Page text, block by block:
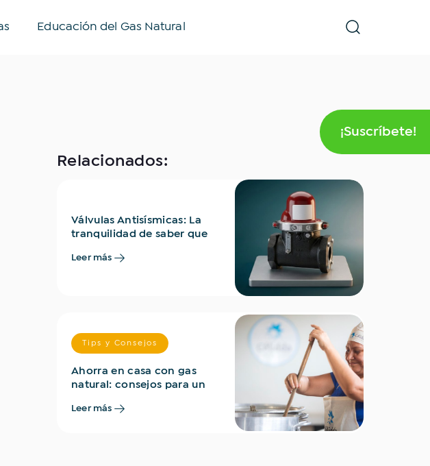
Educación del Gas Natural
Tips y consejos
Relacionados:
Válvulas Antisísmicas: La
tranquilidad de saber que
protegida, pase lo que pase
Leer más
Tips y Consejos
Ahorra en casa con gas
natural: consejos para un
Leer más
¡Suscríbete!